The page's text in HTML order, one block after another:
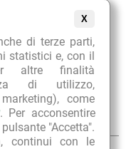
X
di terze parti,
statistici e, con il
altre finalità
di utilizzo,
come
. Per acconsentire
"Accetta".
continui con le